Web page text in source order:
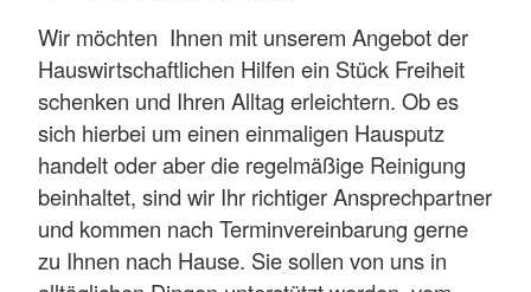
Wir möchten Ihnen mit unserem Angebot der
Hauswirtschaftlichen Hilfen ein Stück Freiheit
schenken und Ihren Alltag erleichtern. Ob es
sich hierbei um einen einmaligen Hausputz
handelt oder aber die regelmäßige Reinigung
beinhaltet, sind wir Ihr richtiger Ansprechpartner
und kommen nach Terminvereinbarung gerne
zu Ihnen nach Hause. Sie sollen von uns in